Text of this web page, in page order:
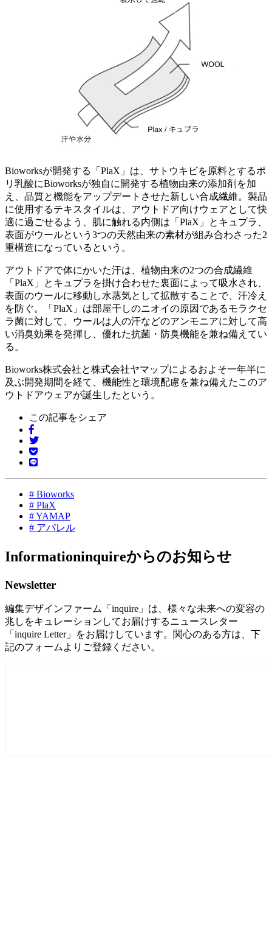
Bioworksが開発する「PlaX」は、サトウキビを原料とするポ
リ乳酸にBioworksが独自に開発する植物由来の添加剤を加
え、品質と機能をアップデートさせた新しい合成繊維。製品
に使用するテキスタイルは、アウトドア向けウェアとして快
適に過ごせるよう、肌に触れる内側は「PlaX」とキュプラ、
表面がウールという3つの天然由来の素材が組み合わさった2
重構造になっているという。
アウトドアで体にかいた汗は、植物由来の2つの合成繊維
「PlaX」とキュプラを掛け合わせた裏面によって吸水され、
表面のウールに移動し水蒸気として拡散することで、汗冷え
を防ぐ。「PlaX」は部屋干しのニオイの原因であるモラクセ
ラ菌に対して、ウールは人の汗などのアンモニアに対して高
い消臭効果を発揮し、優れた抗菌・防臭機能を兼ね備えてい
る。
Bioworks株式会社と株式会社ヤマップによるおよそ一年半に
及ぶ開発期間を経て、機能性と環境配慮を兼ね備えたこのア
ウトドアウェアが誕生したという。
この記事をシェア
# Bioworks
# PlaX
#YAMAP
# アパレル
Informationinquireからのお知らせ
Newsletter
編集デザインファーム「inquire」は、様々な未来への変容の
兆しをキュレーションしてお届けするニュースレター
「inquire Letter」をお届けしています。関心のある方は、下
記のフォームよりご登録ください。